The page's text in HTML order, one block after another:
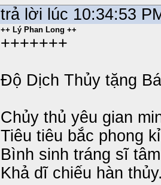
trả lời lúc 10:34:53
++ Lý Phan Long ++
+++++++
Độ Dịch Thủy tặng
Chủy thủ yêu gian
Tiêu tiêu bắc phong
Bình sinh tráng sĩ
Khả dĩ chiếu hàn